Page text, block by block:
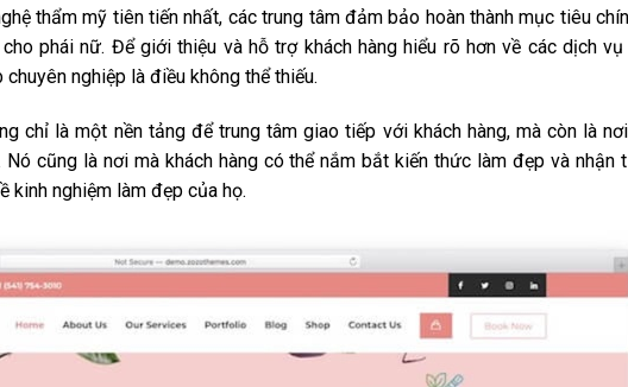
thẩm mỹ tiên tiến nhất, các trung tâm đảm bảo hoàn thành mục tiêu
phái nữ. Để giới thiệu và hỗ trợ khách hàng hiểu rõ hơn về các dịch
nghiệp là điều không thể thiếu.
chỉ là một nền tảng để trung tâm giao tiếp với khách hàng, mà còn là
cũng là nơi mà khách hàng có thể nắm bắt kiến thức làm đẹp và nhận
nghiệm làm đẹp của họ.